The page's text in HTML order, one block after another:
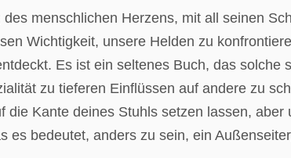
menschlichen Herzens, mit all seinen
Wichtigkeit, unsere Helden zu
Es ist ein seltenes Buch, das solche
zu tieferen Einflüssen auf andere zu
Kante deines Stuhls setzen lassen, aber
bedeutet, anders zu sein, ein